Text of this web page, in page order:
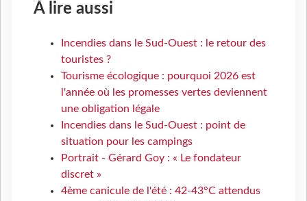
À lire aussi
Incendies dans le Sud-Ouest : le retour des
touristes ?
Tourisme écologique : pourquoi 2026 est
l'année où les promesses vertes deviennent
une obligation légale
Incendies dans le Sud-Ouest : point de
situation pour les campings
Portrait - Gérard Goy : « Le fondateur
discret »
4ème canicule de l'été : 42-43°C attendus